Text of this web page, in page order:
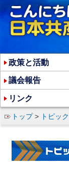
トップ> トピッ
政策と活動
議会報告
リンク